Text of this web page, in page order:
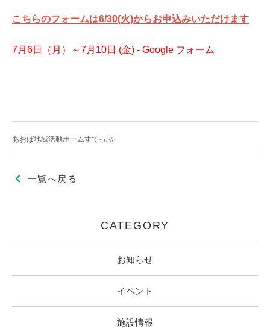
こちらのフォームは6/30(火)からお申込みいただけます
7月6日（月）～7月10日 (金) - Google フォーム
あおば地域活動ホームすてっぷ
一覧へ戻る
CATEGORY
お知らせ
イベント
施設情報